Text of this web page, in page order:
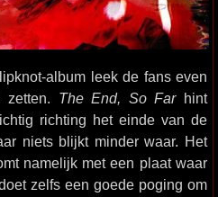
album leek de fans even
The End, So Farhint
richting het einde van de
niets blijkt minder waar. Het
namelijk met een plaat waar
zelfs een goede poging om